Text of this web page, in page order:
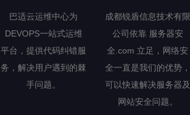
巴适云运维中心为
DEVOPS一站式运维
平台，提供代码纠错服
务，解决用户遇到的棘
手问题。
成都锐盾信息技术有限
公司依靠 服务器安
全.com 立足，网络安
全一直是我们的优势，
可以快速解决服务器及
网站安全问题。